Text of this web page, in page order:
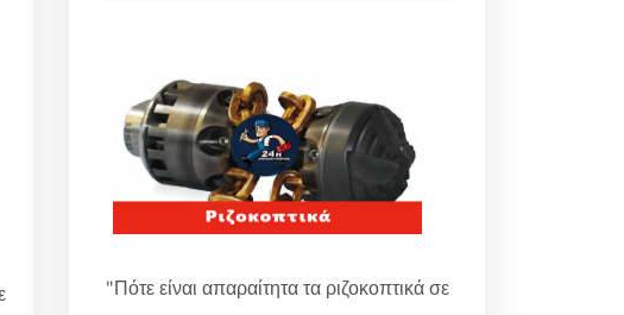
"Πότε είναι απαραίτητα τα ριζοκοπτικά σε